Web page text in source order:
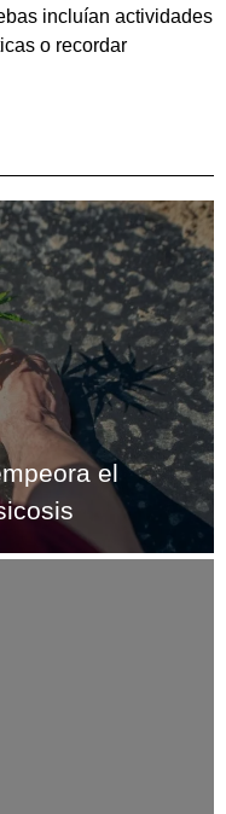
incluían actividades
o recordar
el